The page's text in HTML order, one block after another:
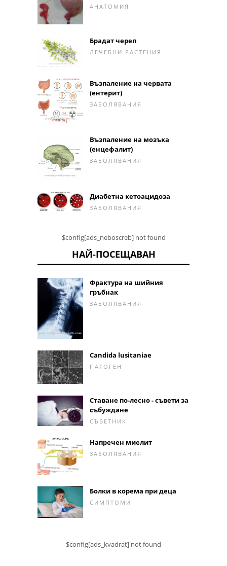
АНАТОМИЯ
Брадат череп
ЛЕЧЕБНИ РАСТЕНИЯ
Възпаление на червата
(ентерит)
ЗАБОЛЯВАНИЯ
Възпаление на мозъка
(енцефалит)
ЗАБОЛЯВАНИЯ
Диабетна кетоацидоза
ЗАБОЛЯВАНИЯ
$config[ads_neboscreb] not found
НАЙ-ПОСЕЩАВАН
Фрактура на шийния
гръбнак
ЗАБОЛЯВАНИЯ
Candida lusitaniae
ПАТОГЕН
Ставане по-лесно - съвети за
събуждане
СЪВЕТНИК
Напречен миелит
ЗАБОЛЯВАНИЯ
Болки в корема при деца
СИМПТОМИ
$config[ads_kvadrat] not found